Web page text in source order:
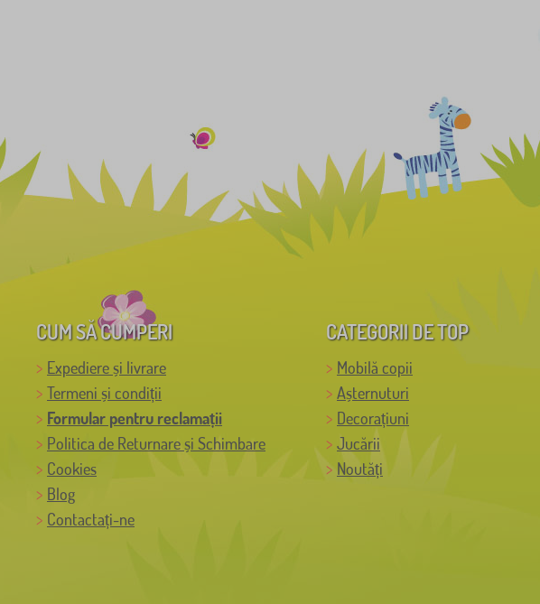
CUM SĂ CUMPERI
Expediere și livrare
Termeni și condiții
Formular pentru reclamații
Politica de Returnare și Schimbare
Cookies
Blog
Contactați-ne
CATEGORII DE TOP
Mobilă copii
Așternuturi
Decorațiuni
Jucării
Noutăți